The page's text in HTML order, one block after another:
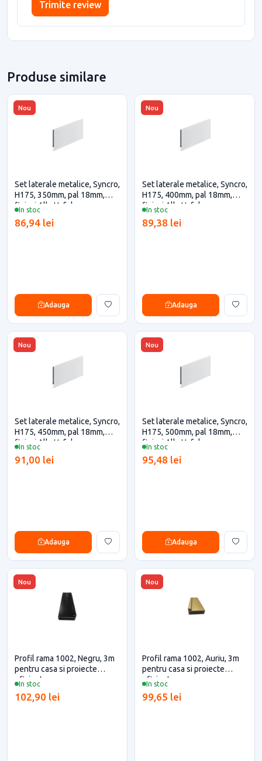
Trimite review
Produse similare
Nou
In stoc
Set laterale metalice, Syncro,
H175, 350mm, pal 18mm,
finisaj Alb, Hafele
86,94 lei
Adauga
Nou
In stoc
Set laterale metalice, Syncro,
H175, 400mm, pal 18mm,
finisaj Alb, Hafele
89,38 lei
Adauga
Nou
In stoc
Set laterale metalice, Syncro,
H175, 450mm, pal 18mm,
finisaj Alb, Hafele
91,00 lei
Adauga
Nou
In stoc
Set laterale metalice, Syncro,
H175, 500mm, pal 18mm,
finisaj Alb, Hafele
95,48 lei
Adauga
Nou
In stoc
Profil rama 1002, Negru, 3m
pentru casa si proiecte
eficiente
102,90 lei
Nou
In stoc
Profil rama 1002, Auriu, 3m
pentru casa si proiecte
eficiente
99,65 lei